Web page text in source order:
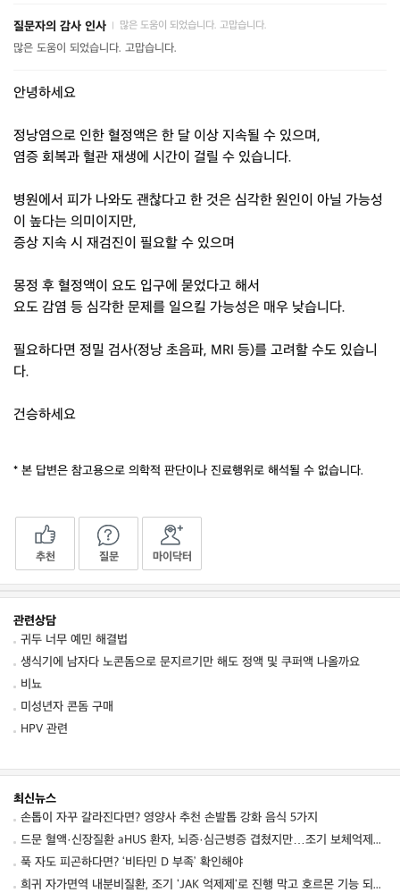
질문자의 감사 인사 많은 도움이 되었습니다. 고맙습니다.
많은 도움이 되었습니다. 고맙습니다.
안녕하세요
정낭염으로 인한 혈정액은 한 달 이상 지속될 수 있으며,
염증 회복과 혈관 재생에 시간이 걸릴 수 있습니다.
병원에서 피가 나와도 괜찮다고 한 것은 심각한 원인이 아닐 가능성
이 높다는 의미이지만,
증상 지속 시 재검진이 필요할 수 있으며
몽정 후 혈정액이 요도 입구에 묻었다고 해서
요도 감염 등 심각한 문제를 일으킬 가능성은 매우 낮습니다.
필요하다면 정밀 검사(정낭 초음파, MRI 등)를 고려할 수도 있습니
다.
건승하세요
* 본 답변은 참고용으로 의학적 판단이나 진료행위로 해석될 수 없습니다.
추천 질문 마이닥터
관련상담
귀두 너무 예민 해결법
생식기에 남자다 노콘돔으로 문지르기만 해도 정액 및 쿠퍼액 나올까요
비뇨
미성년자 콘돔 구매
HPV 관련
최신뉴스
손톱이 자꾸 갈라진다면? 영양사 추천 손발톱 강화 음식 5가지
드문 혈액·신장질환 aHUS 환자, 뇌증·심근병증 겹쳤지만…조기 보체억제치료로 신경학적 회복 보여
푹 자도 피곤하다면? ‘비타민 D 부족’ 확인해야
희귀 자가면역 내분비질환, 조기 'JAK 억제제'로 진행 막고 호르몬 기능 되살렸다